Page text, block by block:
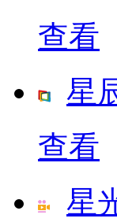
查看
星
查看
星